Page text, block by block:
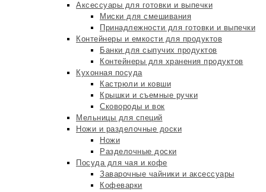
Аксессуары для готовки и выпечки
Миски для смешивания
Принадлежности для готовки и выпечки
Контейнеры и емкости для продуктов
Банки для сыпучих продуктов
Контейнеры для хранения продуктов
Кухонная посуда
Кастрюли и ковши
Крышки и съемные ручки
Сковороды и вок
Мельницы для специй
Ножи и разделочные доски
Ножи
Разделочные доски
Посуда для чая и кофе
Заварочные чайники и аксессуары
Кофеварки